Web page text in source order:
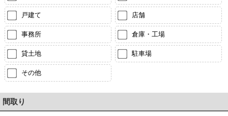
戸建て 店舗
事務所 倉庫・工場
貸土地 駐車場
その他
間取り